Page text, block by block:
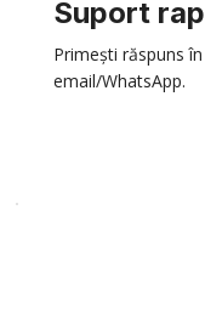
Suport
Primești răspuns
email/WhatsApp.